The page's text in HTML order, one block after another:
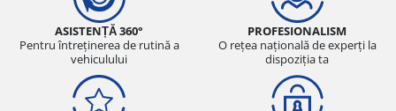
ASISTENȚĂ 360°
Pentru întreținerea de rutină a
vehiculului
PROFESIONALISM
O rețea națională de experți la
dispoziția ta